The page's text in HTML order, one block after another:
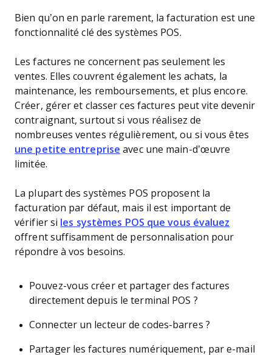
Bien qu’on en parle rarement, la facturation est une
fonctionnalité clé des systèmes POS.
Les factures ne concernent pas seulement les
ventes. Elles couvrent également les achats, la
maintenance, les remboursements, et plus encore.
Créer, gérer et classer ces factures peut vite devenir
contraignant, surtout si vous réalisez de
nombreuses ventes régulièrement, ou si vous êtes
une petite entreprise avec une main-d’œuvre
limitée.
La plupart des systèmes POS proposent la
facturation par défaut, mais il est important de
vérifier si les systèmes POS que vous évaluez
offrent suffisamment de personnalisation pour
répondre à vos besoins.
Pouvez-vous créer et partager des factures
directement depuis le terminal POS ?
Connecter un lecteur de codes-barres ?
Partager les factures numériquement, par e-mail